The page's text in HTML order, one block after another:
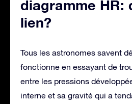
diagramme HR:
lien?
Tous les astronomes savent
fonctionne en essayant de
entre les pressions
interne et sa gravité qui a